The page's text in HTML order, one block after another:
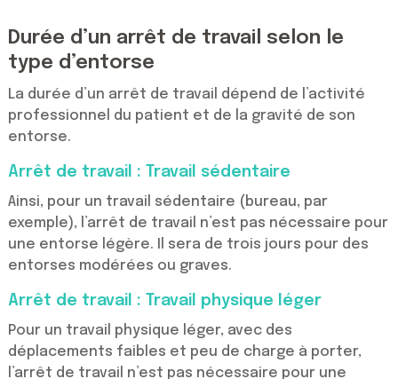
Durée d’un arrêt de travail selon le
type d’entorse
La durée d’un arrêt de travail dépend de l’activité
professionnel du patient et de la gravité de son
entorse.
Arrêt de travail : Travail sédentaire
Ainsi, pour un travail sédentaire (bureau, par
exemple), l’arrêt de travail n’est pas nécessaire pour
une entorse légère. Il sera de trois jours pour des
entorses modérées ou graves.
Arrêt de travail : Travail physique léger
Pour un travail physique léger, avec des
déplacements faibles et peu de charge à porter,
l’arrêt de travail n’est pas nécessaire pour une